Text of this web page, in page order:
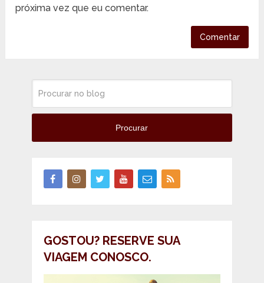
próxima vez que eu comentar.
Procurar
GOSTOU? RESERVE SUA
VIAGEM CONOSCO.